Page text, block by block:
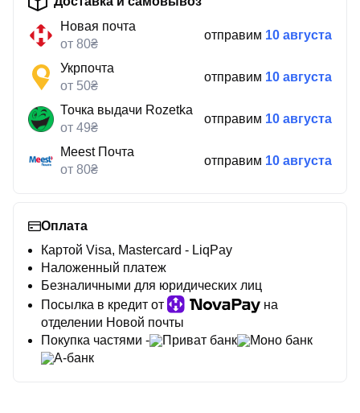
Новая почта
от 80₴
отправим 10 августа
Укрпочта
от 50₴
отправим 10 августа
Точка выдачи Rozetka
от 49₴
отправим 10 августа
Meest Почта
от 80₴
отправим 10 августа
Оплата
Картой Visa, Mastercard - LiqPay
Наложенный платеж
Безналичными для юридических лиц
Посылка в кредит от
на
отделении Новой почты
Покупка частями -
Приват банк
Моно банк
А-банк